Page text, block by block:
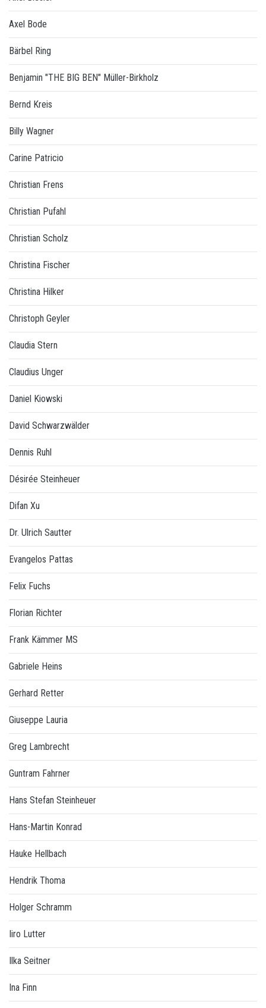
Axel Bode
Bärbel Ring
Benjamin "THE BIG BEN" Müller-Birkholz
Bernd Kreis
Billy Wagner
Carine Patricio
Christian Frens
Christian Pufahl
Christian Scholz
Christina Fischer
Christina Hilker
Christoph Geyler
Claudia Stern
Claudius Unger
Daniel Kiowski
David Schwarzwälder
Dennis Ruhl
Désirée Steinheuer
Difan Xu
Dr. Ulrich Sautter
Evangelos Pattas
Felix Fuchs
Florian Richter
Frank Kämmer MS
Gabriele Heins
Gerhard Retter
Giuseppe Lauria
Greg Lambrecht
Guntram Fahrner
Hans Stefan Steinheuer
Hans-Martin Konrad
Hauke Hellbach
Hendrik Thoma
Holger Schramm
Iiro Lutter
Ilka Seitner
Ina Finn